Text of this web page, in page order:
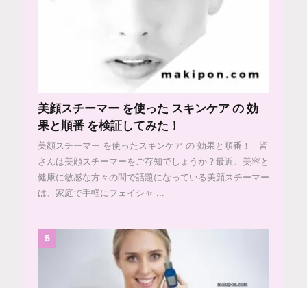
美顔スチーマー を使った スキンケア の 効
果と順番 を検証してみた！
美顔スチーマー を使ったスキンケア の 効果と順番！ 皆
さんは美顔スチーマーをご存知でしょうか？最近、美容と
健康に敏感な方々の間で話題になっている美顔スチーマー
は、家庭で手軽にフェイシャ ...
5